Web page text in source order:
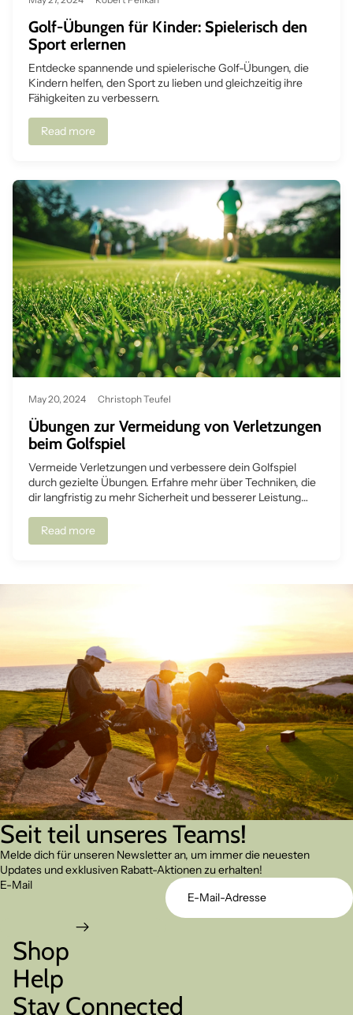
Golf-Übungen für Kinder: Spielerisch den
Sport erlernen
Entdecke spannende und spielerische Golf-Übungen, die
Kindern helfen, den Sport zu lieben und gleichzeitig ihre
Fähigkeiten zu verbessern.
Read more
May 20, 2024 Christoph Teufel
Übungen zur Vermeidung von Verletzungen
beim Golfspiel
Vermeide Verletzungen und verbessere dein Golfspiel
durch gezielte Übungen. Erfahre mehr über Techniken, die
dir langfristig zu mehr Sicherheit und besserer Leistung
Read more
Seit teil unseres Teams!
Melde dich für unseren Newsletter an, um immer die neuesten
Updates und exklusiven Rabatt-Aktionen zu erhalten!
E-Mail
Shop
Help
Stay Connected